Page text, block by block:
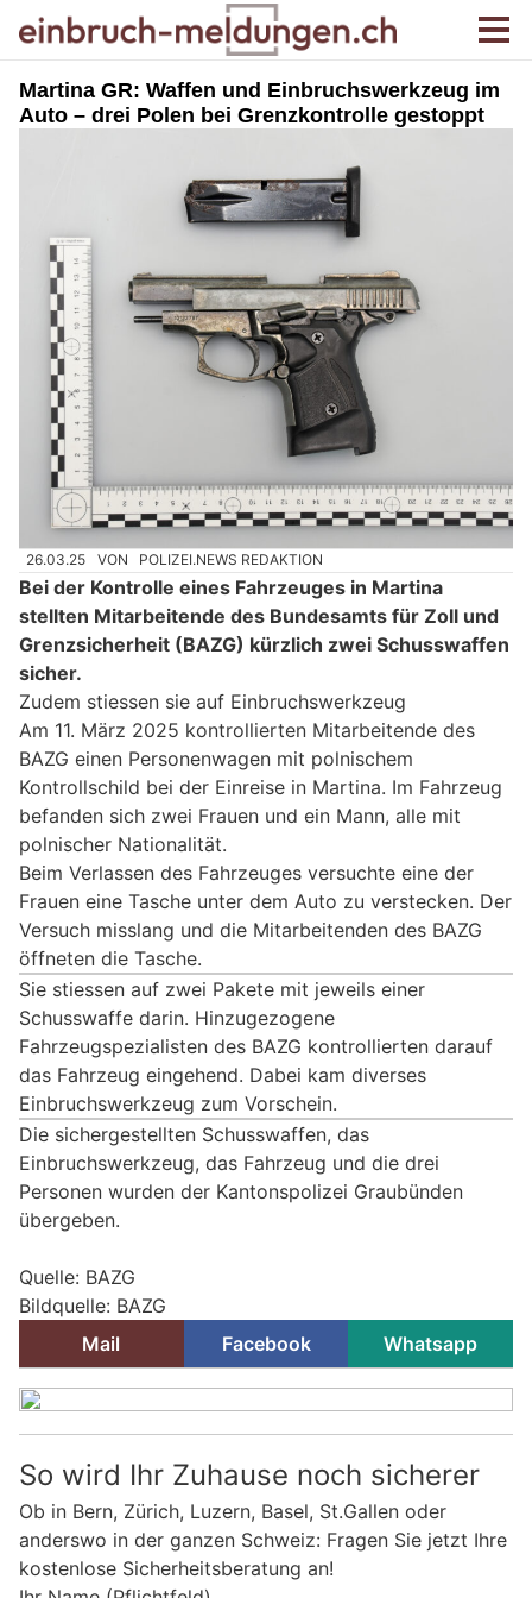
Martina GR: Waffen und Einbruchswerkzeug im
Auto – drei Polen bei Grenzkontrolle gestoppt
26.03.25 VON POLIZEI.NEWS REDAKTION
Bei der Kontrolle eines Fahrzeuges in Martina
stellten Mitarbeitende des Bundesamts für Zoll und
Grenzsicherheit (BAZG) kürzlich zwei Schusswaffen
sicher.
Zudem stiessen sie auf Einbruchswerkzeug
Am 11. März 2025 kontrollierten Mitarbeitende des
BAZG einen Personenwagen mit polnischem
Kontrollschild bei der Einreise in Martina. Im Fahrzeug
befanden sich zwei Frauen und ein Mann, alle mit
polnischer Nationalität.
Beim Verlassen des Fahrzeuges versuchte eine der
Frauen eine Tasche unter dem Auto zu verstecken. Der
Versuch misslang und die Mitarbeitenden des BAZG
öffneten die Tasche.
Sie stiessen auf zwei Pakete mit jeweils einer
Schusswaffe darin. Hinzugezogene
Fahrzeugspezialisten des BAZG kontrollierten darauf
das Fahrzeug eingehend. Dabei kam diverses
Einbruchswerkzeug zum Vorschein.
Die sichergestellten Schusswaffen, das
Einbruchswerkzeug, das Fahrzeug und die drei
Personen wurden der Kantonspolizei Graubünden
übergeben.
Quelle: BAZG
Bildquelle: BAZG
Mail
Facebook Whatsapp
So wird Ihr Zuhause noch sicherer
Ob in Bern, Zürich, Luzern, Basel, St.Gallen oder
anderswo in der ganzen Schweiz: Fragen Sie jetzt Ihre
kostenlose Sicherheitsberatung an!